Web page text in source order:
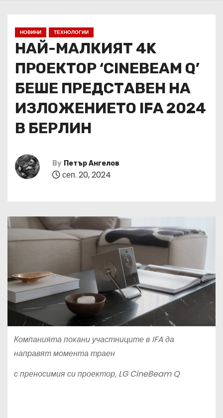
НОВИНИ ТЕХНОЛОГИИ
НАЙ-МАЛКИЯТ 4K
ПРОЕКТОР ‘CINEBEAM Q’
БЕШЕ ПРЕДСТАВЕН НА
ИЗЛОЖЕНИЕТО IFA 2024
В БЕРЛИН
By Петър Ангелов
сеп. 20, 2024
Компанията покани участниците в IFA да
направят момента траен
с преносимия си проектор, LG CineBeam Q